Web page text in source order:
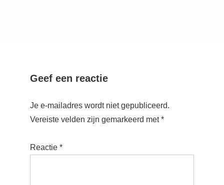
Geef een reactie
Je e-mailadres wordt niet gepubliceerd.
Vereiste velden zijn gemarkeerd met*
Reactie *